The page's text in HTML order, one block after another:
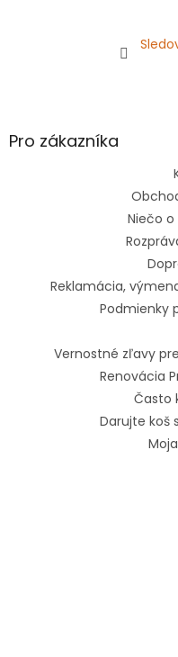
Pro zákazníka
Niečo
Reklamácia,
Podmienky
Vernostné zľavy
Renovácia
Často
Darujte koš